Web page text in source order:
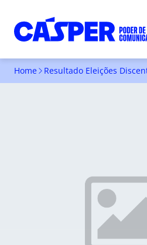
Home Resultado Eleições